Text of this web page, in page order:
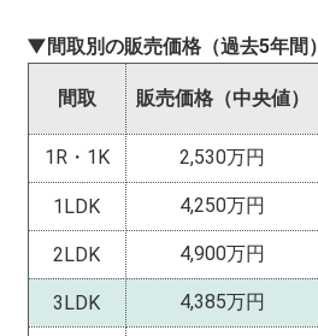
▼間取別の販売価格（過去5年間）
間取 販売価格（中央値）
1R・1K
2,530万円
1LDK 4,250万円
2LDK 4,900万円
3LDK 4,385万円